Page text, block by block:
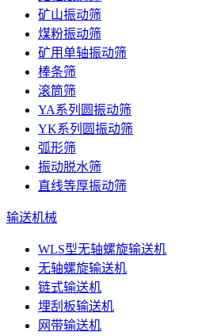
矿山振动筛
煤粉振动筛
矿用单轴振动筛
棒条筛
滚筒筛
YA系列圆振动筛
YK系列圆振动筛
弧形筛
振动脱水筛
直线等厚振动筛
输送机械
WLS型无轴螺旋输送机
无轴螺旋输送机
链式输送机
埋刮板输送机
网带输送机